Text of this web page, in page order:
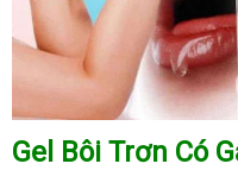
Gel Bôi Trơn Có